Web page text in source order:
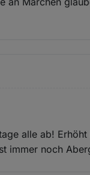
alle ab!
immer noch